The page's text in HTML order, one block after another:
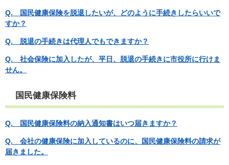
Q. 国民健康保険を脱退したいが、どのように手続きしたらいいで
すか？
Q. 脱退の手続きは代理人でもできますか？
​Q. 社会保険に加入したが、平日、脱退の手続きに市役所に行けま
せん。
国民健康保険料
Q. 国民健康保険料の納入通知書はいつ届きますか？
Q. 会社の健康保険に加入しているのに、国民健康保険料の請求が
届きました。